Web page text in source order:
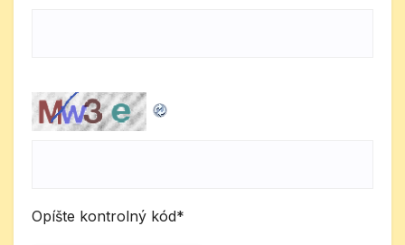
Opíšte kontrolný kód*